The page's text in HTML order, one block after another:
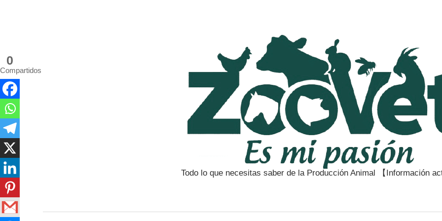
Todo lo que necesitas saber de la Producción Animal 【Información
0
Compartidos